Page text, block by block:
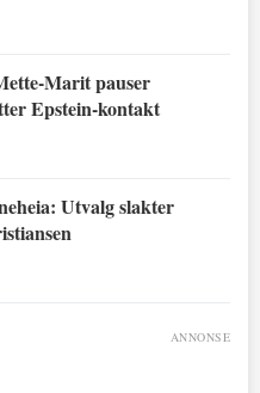
Marit pauser
Epstein-kontakt
Utvalg slakter
ANNONSE